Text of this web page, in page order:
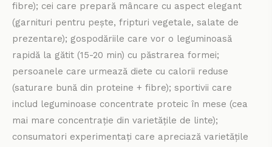
fibre); cei care prepară mâncare cu aspect elegant
(garnituri pentru pește, fripturi vegetale, salate de
prezentare); gospodăriile care vor o leguminoasă
rapidă la gătit (15-20 min) cu păstrarea formei;
persoanele care urmează diete cu calorii reduse
(saturare bună din proteine + fibre); sportivii care
includ leguminoase concentrate proteic în mese (cea
mai mare concentrație din varietățile de linte);
consumatori experimentați care apreciază varietățile